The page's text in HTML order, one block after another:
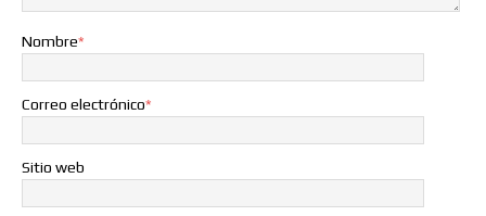
Nombre*
Correo electrónico*
Sitio web